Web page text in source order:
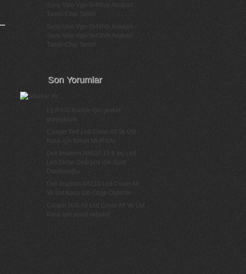
Sony Vaio Vgn-Sr45h/p Anakart
Tamiri Chip Tamiri
Sony Vaio Vgn-Sr45h/n Anakart –
Sony Vaio Vgn-Sr45h/n Anakart
Tamiri Chip Tamiri
Son Yorumlar
Lg R400 Klavye için
şevket
güneykaya
Casper Tw8 Lcd Cover Alt Ve Üst
Kasa
için
Erkan MURSAL
Dell Inspiron N5010 15.6 İnç Lcd
Led Ekran Değişimi
Suat
Demircioğlu
Dell İnspiron N5110 Lcd Cover Alt
Ve Üst Kasa
için
Özge Özdemir
Casper H36 Ati Lcd Cover Alt Ve Üst
Kasa
için yusuf akbulut